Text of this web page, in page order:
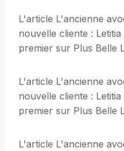
L'article L'ancienne
nouvelle cliente :
premier sur Plus Belle
L'article L'ancienne
nouvelle cliente :
premier sur Plus Belle
L'article L'ancienne